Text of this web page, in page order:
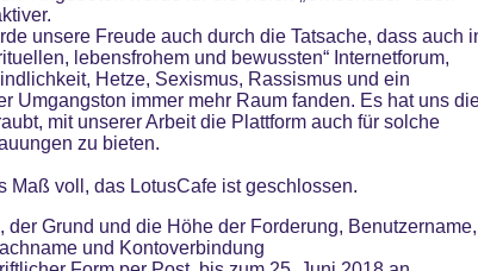
unsere Freude auch durch die Tatsache, dass auch
lebensfrohem und bewussten“ Internetforum,
Hetze, Sexismus, Rassismus und ein
Umgangston immer mehr Raum fanden. Es hat uns
mit unserer Arbeit die Plattform auch für solche
zu bieten.
Maß voll, das LotusCafe ist geschlossen.
der Grund und die Höhe der Forderung, Benutzername,
und Kontoverbindung